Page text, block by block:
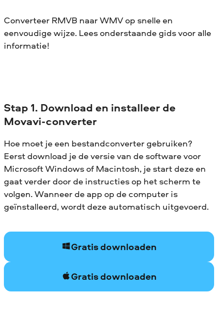
Converteer RMVB naar WMV op snelle en
eenvoudige wijze. Lees onderstaande gids voor alle
informatie!
Stap 1. Download en installeer de
Movavi-converter
Hoe moet je een bestandconverter gebruiken?
Eerst download je de versie van de software voor
Microsoft Windows of Macintosh, je start deze en
gaat verder door de instructies op het scherm te
volgen. Wanneer de app op de computer is
geïnstalleerd, wordt deze automatisch uitgevoerd.
Gratis downloaden
Gratis downloaden